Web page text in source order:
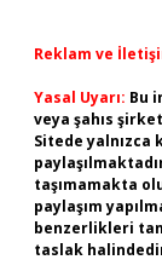
Reklam ve
Yasal Uyarı: Bu
veya şahıs
Sitede yalnızca
taşımamakta
paylaşım
benzerlikleri
taslak